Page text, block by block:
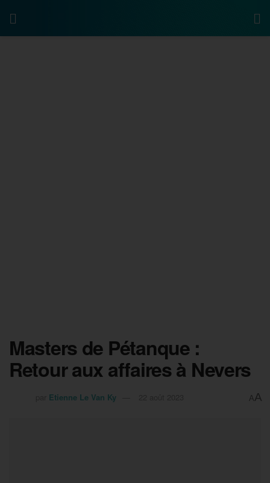
Masters de Pétanque :
Retour aux affaires à Nevers
Etienne Le Van Ky AA